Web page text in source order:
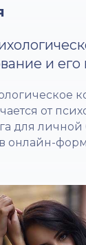
и
от
для
онлайн-